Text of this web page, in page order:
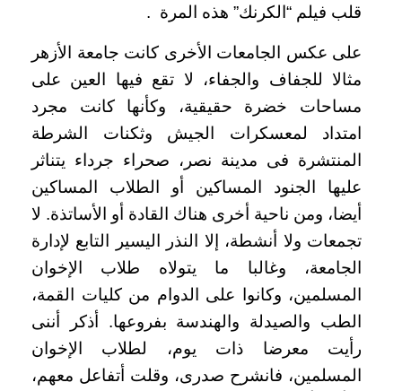
قلب فيلم “الكرنك” هذه المرة .
على عكس الجامعات الأخرى كانت جامعة الأزهر
مثالا للجفاف والجفاء، لا تقع فيها العين على
مساحات خضرة حقيقية، وكأنها كانت مجرد
امتداد لمعسكرات الجيش وثكنات الشرطة
المنتشرة فى مدينة نصر، صحراء جرداء يتناثر
عليها الجنود المساكين أو الطلاب المساكين
أيضا، ومن ناحية أخرى هناك القادة أو الأساتذة. لا
تجمعات ولا أنشطة، إلا النذر اليسير التابع لإدارة
الجامعة، وغالبا ما يتولاه طلاب الإخوان
المسلمين، وكانوا على الدوام من كليات القمة،
الطب والصيدلة والهندسة بفروعها. أذكر أننى
رأيت معرضا ذات يوم، لطلاب الإخوان
المسلمين، فانشرح صدرى، وقلت أتفاعل معهم،